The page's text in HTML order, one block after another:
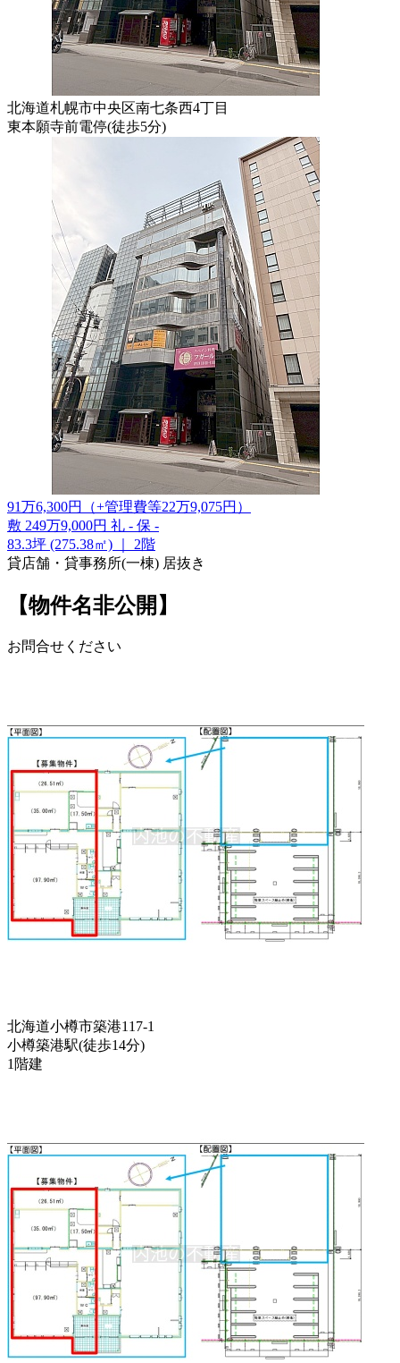
北海道札幌市中央区南七条西4丁目
東本願寺前電停(徒歩5分)
91万6,300円 （+管理費等22万9,075円 ）
敷 249万9,000円 礼 - 保 -
83.3坪 (275.38㎡)
2階
貸店舗・貸事務所(一棟) 居抜き
【物件名非公開】
お問合せください
北海道小樽市築港117-1
小樽築港駅(徒歩14分)
1階建